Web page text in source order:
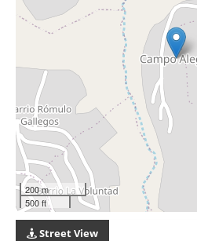
200 m
500 ft
Street View